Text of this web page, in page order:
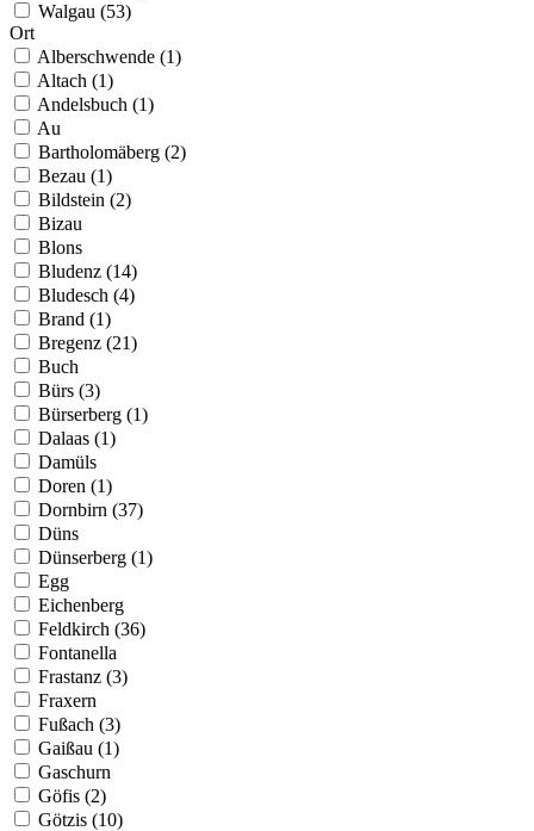
Walgau (53)
Ort
Alberschwende (1)
Altach (1)
Andelsbuch (1)
Au
Bartholomäberg (2)
Bezau (1)
Bildstein (2)
Bizau
Blons
Bludenz (14)
Bludesch (4)
Brand (1)
Bregenz (21)
Buch
Bürs (3)
Bürserberg (1)
Dalaas (1)
Damüls
Doren (1)
Dornbirn (37)
Düns
Dünserberg (1)
Egg
Eichenberg
Feldkirch (36)
Fontanella
Frastanz (3)
Fraxern
Fußach (3)
Gaißau (1)
Gaschurn
Göfis (2)
Götzis (10)